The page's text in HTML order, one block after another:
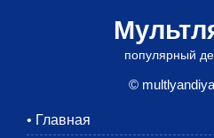
популярный
©
• Главная